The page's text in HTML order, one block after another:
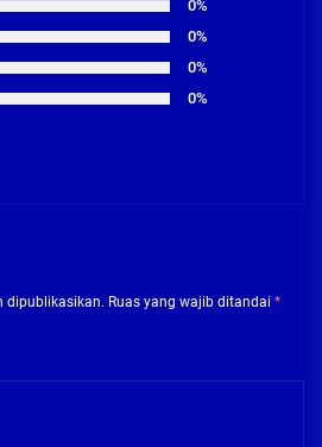
0%
0%
0%
0%
dipublikasikan. Ruas yang wajib ditandai *